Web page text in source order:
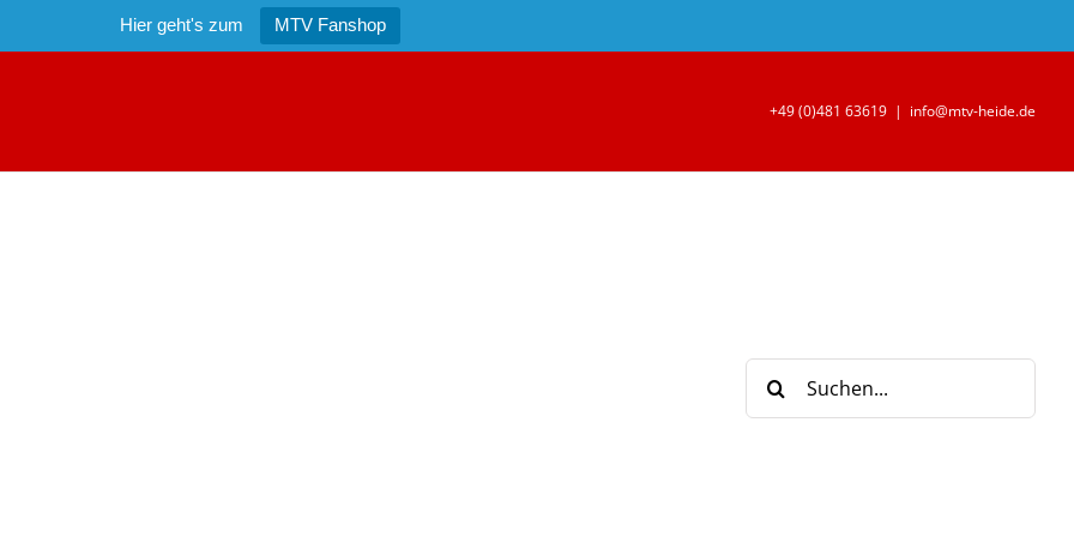
Hier geht's zum MTV Fanshop
+49 (0)481 63619 | info@mtv-heide.de
Suche
nach: